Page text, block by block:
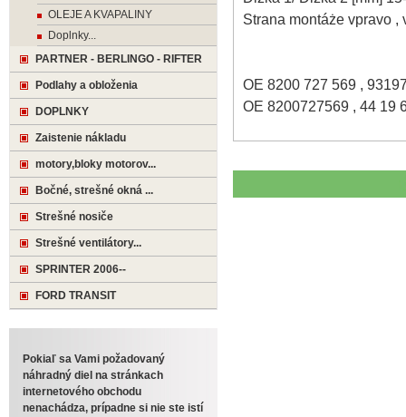
Strana montáże vpravo ,
OE 8200 727 569 ,
OE 8200727569 , 44 19
OLEJE A KVAPALINY
Doplnky...
PARTNER - BERLINGO - RIFTER
Podlahy a obloženia
DOPLNKY
Zaistenie nákladu
motory,bloky motorov...
Bočné, strešné okná ...
Strešné nosiče
Strešné ventilátory...
SPRINTER 2006--
FORD TRANSIT
Pokiaľ sa Vami požadovaný
náhradný diel na stránkach
internetového obchodu
nenachádza, prípadne si nie ste istí